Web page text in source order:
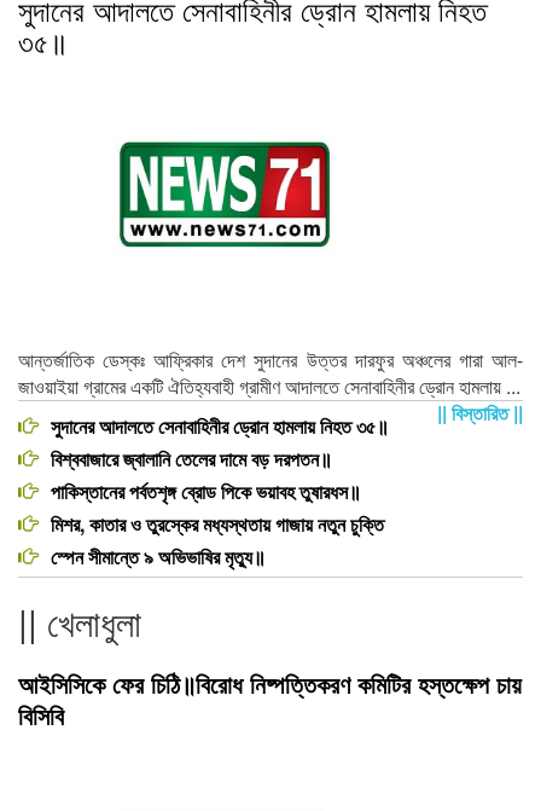
সুদানের আদালতে সেনাবাহিনীর ড্রোন হামলায় নিহত
৩৫॥
আন্তর্জাতিক ডেস্কঃ আফ্রিকার দেশ সুদানের উত্তর দারফুর অঞ্চলের গারা আল-
জাওয়াইয়া গ্রামের একটি ঐতিহ্যবাহী গ্রামীণ আদালতে সেনাবাহিনীর ড্রোন হামলায় ...
|| বিস্তারিত ||
সুদানের আদালতে সেনাবাহিনীর ড্রোন হামলায় নিহত ৩৫॥
বিশ্ববাজারে জ্বালানি তেলের দামে বড় দরপতন॥
পাকিস্তানের পর্বতশৃঙ্গ ব্রোড পিকে ভয়াবহ তুষারধস॥
মিশর, কাতার ও তুরস্কের মধ্যস্থতায় গাজায় নতুন চুক্তি
স্পেন সীমান্তে ৯ অভিভাষির মৃত‍্যু॥
|| খেলাধুলা
আইসিসিকে ফের চিঠি॥বিরোধ নিষ্পত্তিকরণ কমিটির হস্তক্ষেপ চায়
বিসিবি